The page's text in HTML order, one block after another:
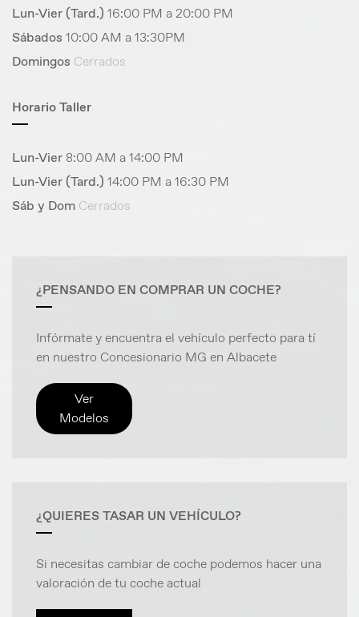
Lun-Vier (Tard.) 16:00 PM a 20:00 PM
Sábados 10:00 AM a 13:30PM
Domingos Cerrados
Horario Taller
Lun-Vier 8:00 AM a 14:00 PM
Lun-Vier (Tard.) 14:00 PM a 16:30 PM
Sáb y Dom Cerrados
¿PENSANDO EN COMPRAR UN COCHE?
Infórmate y encuentra el vehículo perfecto para tí
en nuestro Concesionario MG en Albacete
Ver
Modelos
¿QUIERES TASAR UN VEHÍCULO?
Si necesitas cambiar de coche podemos hacer una
valoración de tu coche actual